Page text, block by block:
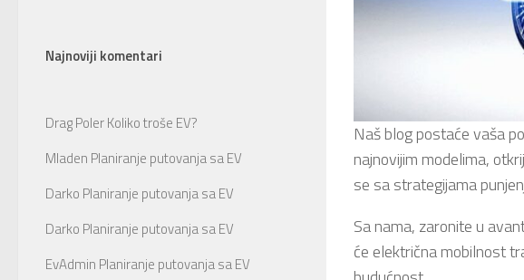
Naš blog postaće vaša
najnovijim modelima,
se sa strategijama
Sa nama, zaronite u
će električna mobilnost
Najnoviji komentari
Drag PolerKoliko troše EV?
Mladen Planiranje putovanja sa EV
Darko Planiranje putovanja sa EV
Darko Planiranje putovanja sa EV
EvAdmin Planiranje putovanja sa EV